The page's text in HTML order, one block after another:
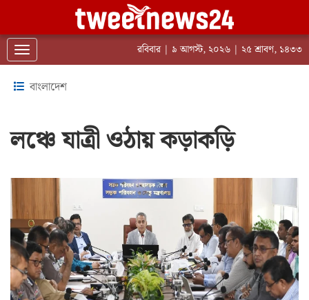
Toggle navigation রবিবার | ৯ আগস্ট, ২০২৬ | ২৫ শ্রাবণ, ১৪৩৩
বাংলাদেশ
লঞ্চে যাত্রী ওঠায় কড়াকড়ি